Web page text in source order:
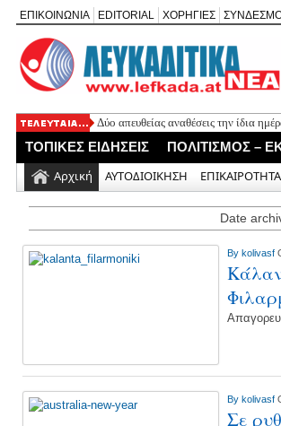
ΕΠΙΚΟΙΝΩΝΙΑ EDITORIAL ΧΟΡΗΓΙΕΣ
Δύο απευθείας αναθέσεις την ίδια
Πλήθος κόσμου τίμησε τη μνήμη του
καταλάβατε, παιδιά;»
Ο ΠΑΣ Σφακιωτών απέκτησε τον
H πολιτική «χλιαρότητα» του
ΤΟΠΙΚΕΣ ΕΙΔΗΣΕΙΣ ΠΟΛΙΤΙΣΜΟΣ –
Αρχική ΑΥΤΟΔΙΟΙΚΗΣΗ ΕΠΙΚΑΙΡΟΤΗΤΑ
Date
By kolivasf
By kolivasf
Σε